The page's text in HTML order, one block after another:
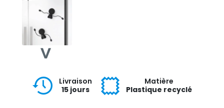
Livraison
15 jours
Matière
Plastique recyclé